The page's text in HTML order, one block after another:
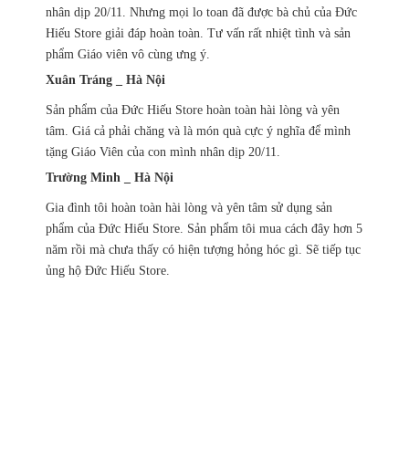
nhân dịp 20/11. Nhưng mọi lo toan đã được bà chủ của Đức
Hiếu Store giải đáp hoàn toàn. Tư vấn rất nhiệt tình và sản
phẩm Giáo viên vô cùng ưng ý.
Xuân Tráng _ Hà Nội
Sản phẩm của Đức Hiếu Store hoàn toàn hài lòng và yên
tâm. Giá cả phải chăng và là món quà cực ý nghĩa để mình
tặng Giáo Viên của con mình nhân dịp 20/11.
Trường Minh _ Hà Nội
Gia đình tôi hoàn toàn hài lòng và yên tâm sử dụng sản
phẩm của Đức Hiếu Store. Sản phẩm tôi mua cách đây hơn 5
năm rồi mà chưa thấy có hiện tượng hỏng hóc gì. Sẽ tiếp tục
ủng hộ Đức Hiếu Store.